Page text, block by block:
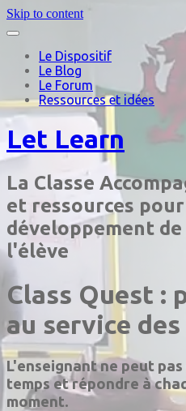
Skip to content
Le Dispositif
Le Blog
Le Forum
Ressources et idées
Let Learn
La Classe
et ressources
développement
l'élève
Class Quest :
au service
L'enseignant ne peut
temps et répondre à
moment.